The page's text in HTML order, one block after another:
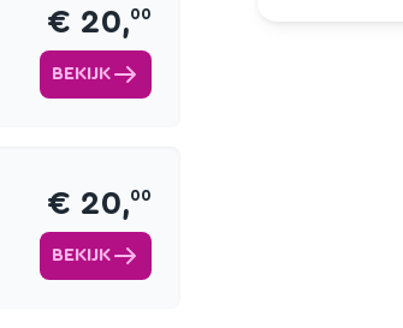
€ 20,00
BEKIJK
€ 20,00
BEKIJK